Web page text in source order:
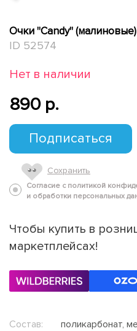
Очки "Candy" (малиновые)
ID 52574
Нет в наличии
890 p.
Подписаться
Сохранить
Согласие с политикой
и обработки персональных
Чтобы купить в
маркетплейсах!
Состав: поликарбонат,